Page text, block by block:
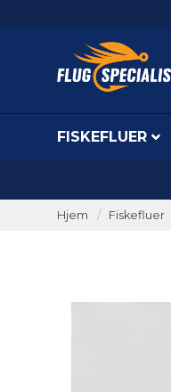
FISKEFLUER
Hjem Fiskefluer